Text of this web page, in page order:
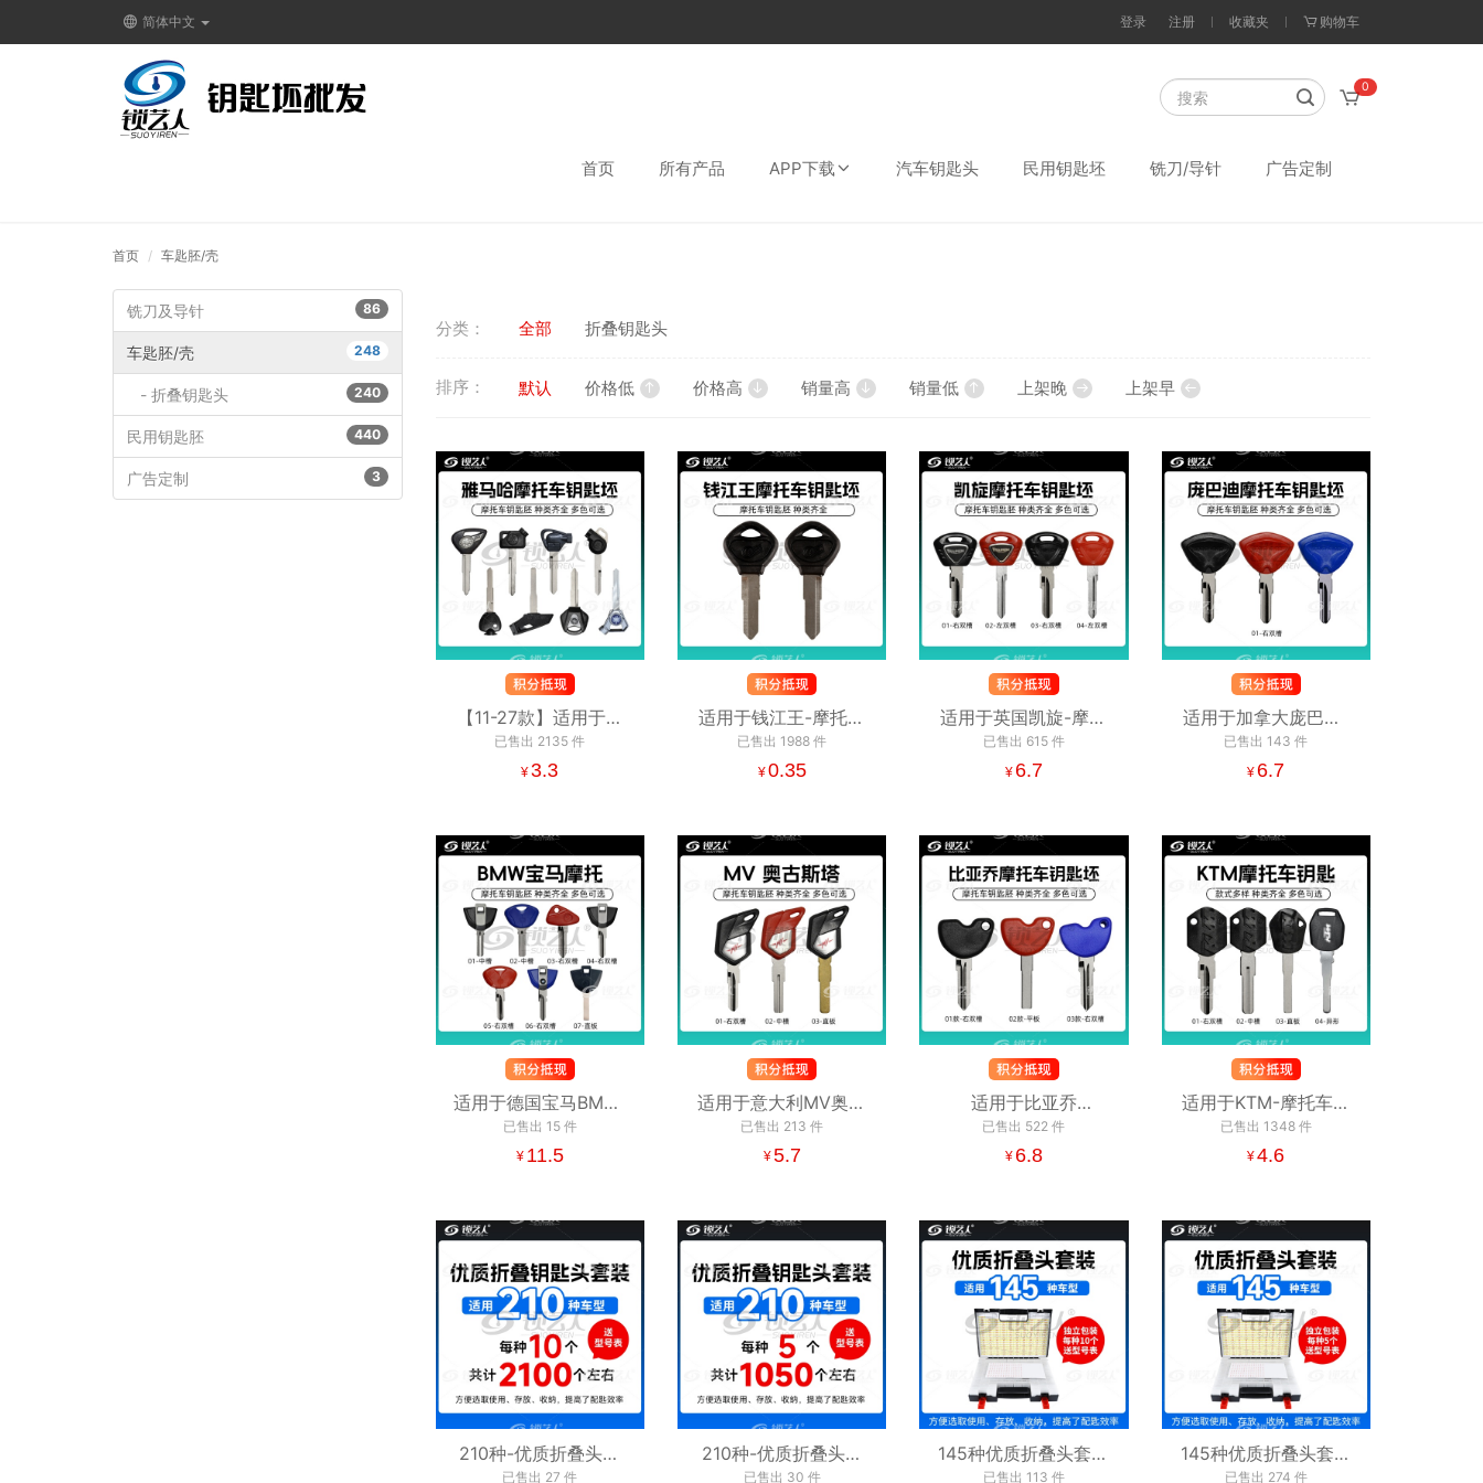
简体中文 登录 注册 收藏夹 购物车
0
首页 所有产品 APP下载 汽车钥匙头 民用钥匙坯 铣刀/导针 广告定制
首页 车匙胚/壳
86
铣刀及导针
248
车匙胚/壳
240
- 折叠钥匙头
440
民用钥匙胚
3
广告定制
分类： 全部 折叠钥匙头
排序： 默认 价格低 价格高 销量高 销量低 上架晚 上架早
【11-27款】适用于雅
马哈-摩托车钥匙胚
YAMAHA 右单槽 左单
已售出 2135 件
¥3.3
适用于钱江王-摩托车
钥匙胚 左槽右槽 QJ
已售出 1988 件
¥0.35
适用于英国凯旋-摩托
车钥匙胚 右双槽 左双
槽Triumph
已售出 615 件
¥ 6.7
适用于加拿大庞巴迪-
摩托车钥匙胚 右双槽
Bombardier BRP
已售出 143 件
¥ 6.7
适用于德国宝马BMW-
摩托车钥匙胚 右双槽
中槽 直板
已售出 15 件
¥ 11.5
适用于意大利MV奥古
斯塔-摩托车钥匙胚 右
双槽 中槽 直板
已售出 213 件
¥5.7
适用于比亚乔
PIAGGIO-摩托车钥匙
胚 右双槽 平板 意大利
已售出 522 件
¥ 6.8
适用于KTM-摩托车钥
匙胚 右双槽 中槽 直板
异形DUCK RC SX奥
已售出 1348 件
¥4.6
210种-优质折叠头套
已售出 27 件
210种-优质折叠头套
已售出 30 件
145种优质折叠头套装
已售出 113 件
145种优质折叠头套装
已售出 274 件